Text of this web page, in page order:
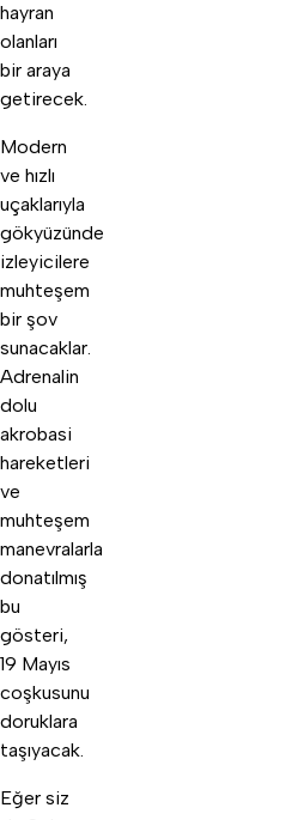
hayran
olanları
bir araya
getirecek.
Modern
ve hızlı
uçaklarıyla
gökyüzünde
izleyicilere
muhteşem
bir şov
sunacaklar.
Adrenalin
dolu
akrobasi
hareketleri
ve
muhteşem
manevralarla
donatılmış
bu
gösteri,
19 Mayıs
coşkusunu
doruklara
taşıyacak.
Eğer siz